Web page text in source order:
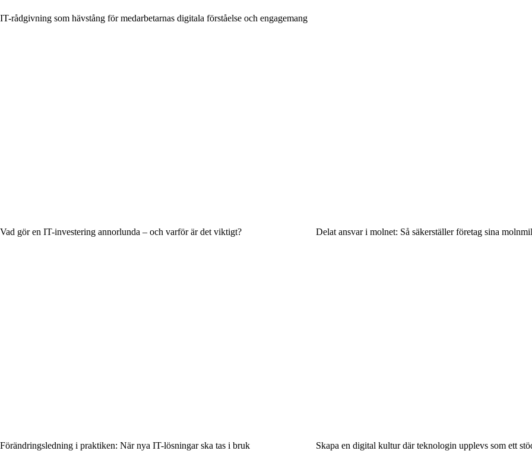
IT-rådgivning som hävstång för medarbetarnas digitala förståelse och engagemang
Vad gör en IT-investering annorlunda – och varför är det viktigt? Delat ansvar i molnet: Så säkerställer företag sina
Förändringsledning i praktiken: När nya IT-lösningar ska tas i bruk Skapa en digital kultur där teknologin upplevs som ett